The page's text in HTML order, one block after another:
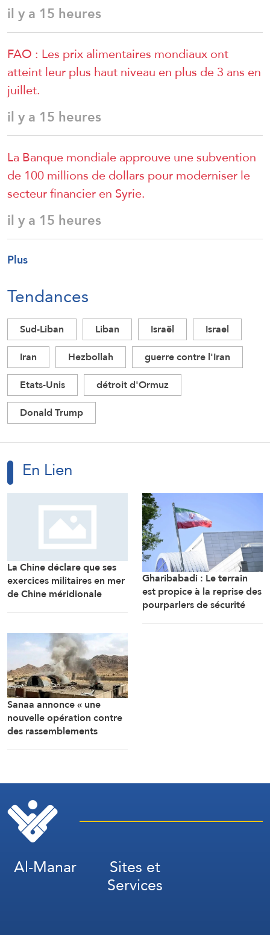
il y a 15 heures
FAO : Les prix alimentaires mondiaux ont
atteint leur plus haut niveau en plus de 3 ans en
juillet.
il y a 15 heures
La Banque mondiale approuve une subvention
de 100 millions de dollars pour moderniser le
secteur financier en Syrie.
il y a 15 heures
Plus
Tendances
Sud-Liban Liban Israël
Israel
Iran
Hezbollah
guerre contre l'Iran
Etats-Unis
détroit d'Ormuz
Donald Trump
En Lien
La Chine déclare que ses
exercices militaires en mer
de Chine méridionale
Philippines
Gharibabadi : Le terrain
est propice à la reprise des
pourparlers de sécurité
Sanaa annonce « une
nouvelle opération contre
des rassemblements
Al-Manar Sites et
Services